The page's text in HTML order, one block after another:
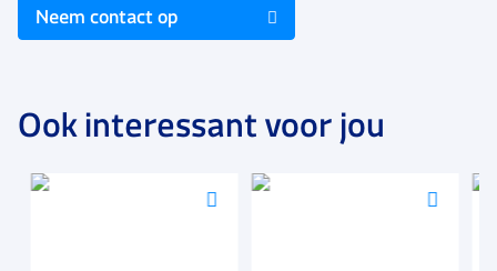
Neem contact op
Ook interessant voor jou
Voeg
Voeg